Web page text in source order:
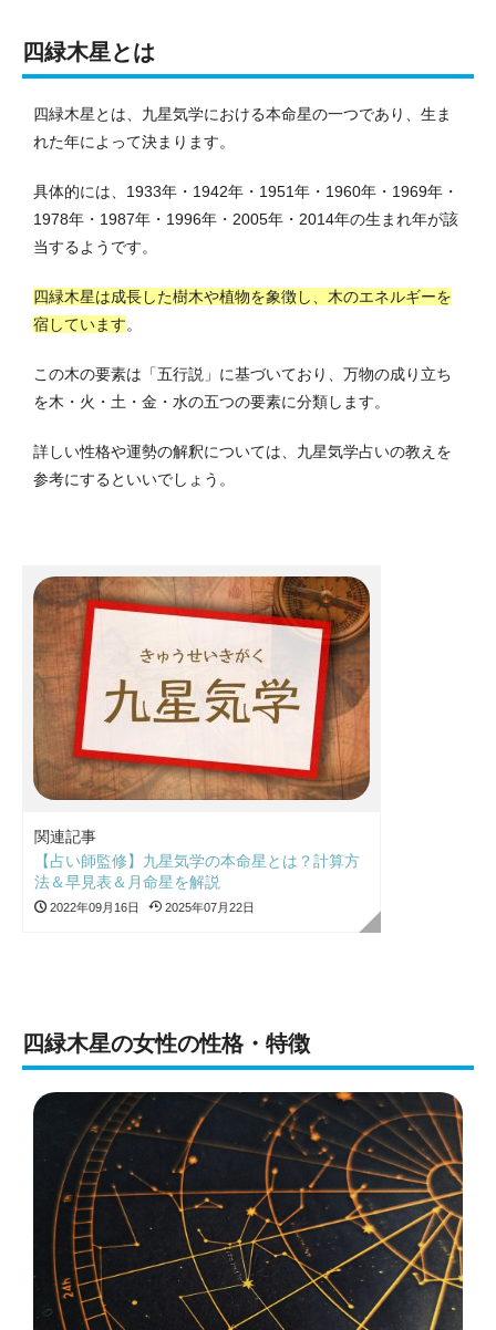
四緑木星とは
四緑木星とは、九星気学における本命星の一つであり、生ま
れた年によって決まります。
具体的には、1933年・1942年・1951年・1960年・1969年・
1978年・1987年・1996年・2005年・2014年の生まれ年が該
当するようです。
四緑木星は成長した樹木や植物を象徴し、木のエネルギーを
宿しています。
この木の要素は「五行説」に基づいており、万物の成り立ち
を木・火・土・金・水の五つの要素に分類します。
詳しい性格や運勢の解釈については、九星気学占いの教えを
参考にするといいでしょう。
関連記事
【占い師監修】九星気学の本命星とは？計算方
法＆早見表＆月命星を解説
2022年09月16日 2025年07月22日
四緑木星の女性の性格・特徴